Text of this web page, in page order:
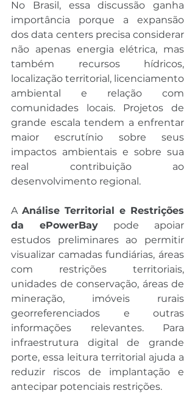
No Brasil, essa discussão ganha
importância porque a expansão
dos data centers precisa considerar
não apenas energia elétrica, mas
também recursos hídricos,
localização territorial, licenciamento
ambiental e relação com
comunidades locais. Projetos de
grande escala tendem a enfrentar
maior escrutínio sobre seus
impactos ambientais e sobre sua
real contribuição ao
desenvolvimento regional.
A Análise Territorial e Restrições
da ePowerBay pode apoiar
estudos preliminares ao permitir
visualizar camadas fundiárias, áreas
com restrições territoriais,
unidades de conservação, áreas de
mineração, imóveis rurais
georreferenciados e outras
informações relevantes. Para
infraestrutura digital de grande
porte, essa leitura territorial ajuda a
reduzir riscos de implantação e
antecipar potenciais restrições.